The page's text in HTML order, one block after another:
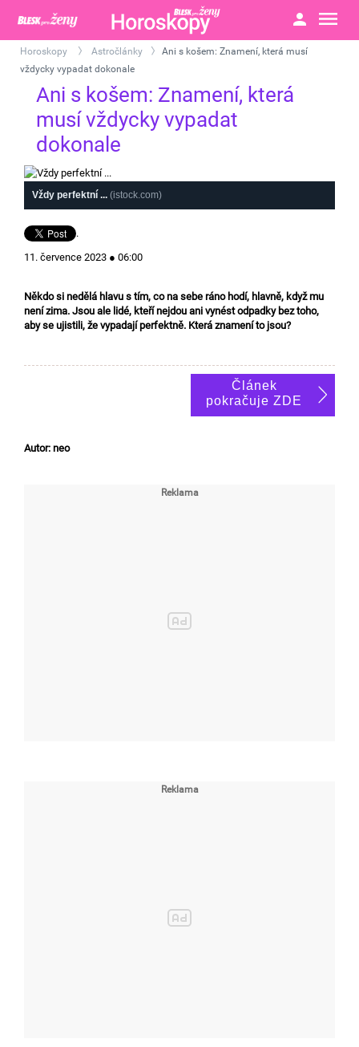
Horoskopy Astročlánky
Ani s košem: Znamení, která musí
vždycky vypadat dokonale
Ani s košem: Znamení, která
musí vždycky vypadat
dokonale
Vždy perfektní ... (istock.com)
.
11. července 2023 ● 06:00
Někdo si nedělá hlavu s tím, co na sebe ráno hodí, hlavně, když mu
není zima. Jsou ale lidé, kteří nejdou ani vynést odpadky bez toho,
aby se ujistili, že vypadají perfektně. Která znamení to jsou?
Článek
pokračuje ZDE
Autor: neo